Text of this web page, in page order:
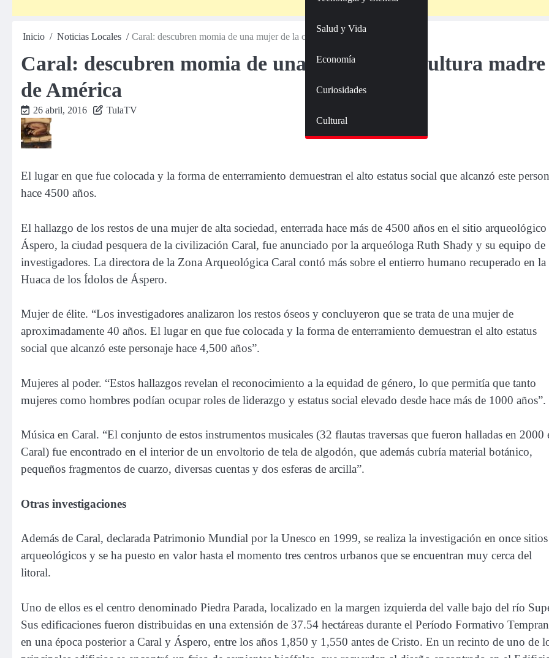
Salud y Vida
Economía
Curiosidades
Cultural
Inicio Noticias Locales Caral: descubren momia de una mujer de la cultura madre de América
Caral: descubren momia de una mujer de la cultura madre
de América
26 abril, 2016 TulaTV
El lugar en que fue colocada y la forma de enterramiento demuestran el alto estatus social que alcanzó este
hace 4500 años.
El hallazgo de los restos de una mujer de alta sociedad, enterrada hace más de 4500 años en el sitio arqueológico
Áspero, la ciudad pesquera de la civilización Caral, fue anunciado por la arqueóloga Ruth Shady y su equipo de
investigadores. La directora de la Zona Arqueológica Caral contó más sobre el entierro humano recuperado en la
Huaca de los Ídolos de Áspero.
Mujer de élite. “Los investigadores analizaron los restos óseos y concluyeron que se trata de una mujer de
aproximadamente 40 años. El lugar en que fue colocada y la forma de enterramiento demuestran el alto estatus
social que alcanzó este personaje hace 4,500 años”.
Mujeres al poder. “Estos hallazgos revelan el reconocimiento a la equidad de género, lo que permitía que tanto
mujeres como hombres podían ocupar roles de liderazgo y estatus social elevado desde hace más de 1000 años”.
Música en Caral. “El conjunto de estos instrumentos musicales (32 flautas traversas que fueron halladas en 2000
Caral) fue encontrado en el interior de un envoltorio de tela de algodón, que además cubría material botánico,
pequeños fragmentos de cuarzo, diversas cuentas y dos esferas de arcilla”.
Otras investigaciones
Además de Caral, declarada Patrimonio Mundial por la Unesco en 1999, se realiza la investigación en once sitios
arqueológicos y se ha puesto en valor hasta el momento tres centros urbanos que se encuentran muy cerca del
litoral.
Uno de ellos es el centro denominado Piedra Parada, localizado en la margen izquierda del valle bajo del río
Sus edificaciones fueron distribuidas en una extensión de 37.54 hectáreas durante el Período Formativo
en una época posterior a Caral y Áspero, entre los años 1,850 y 1,550 antes de Cristo. En un recinto de uno de